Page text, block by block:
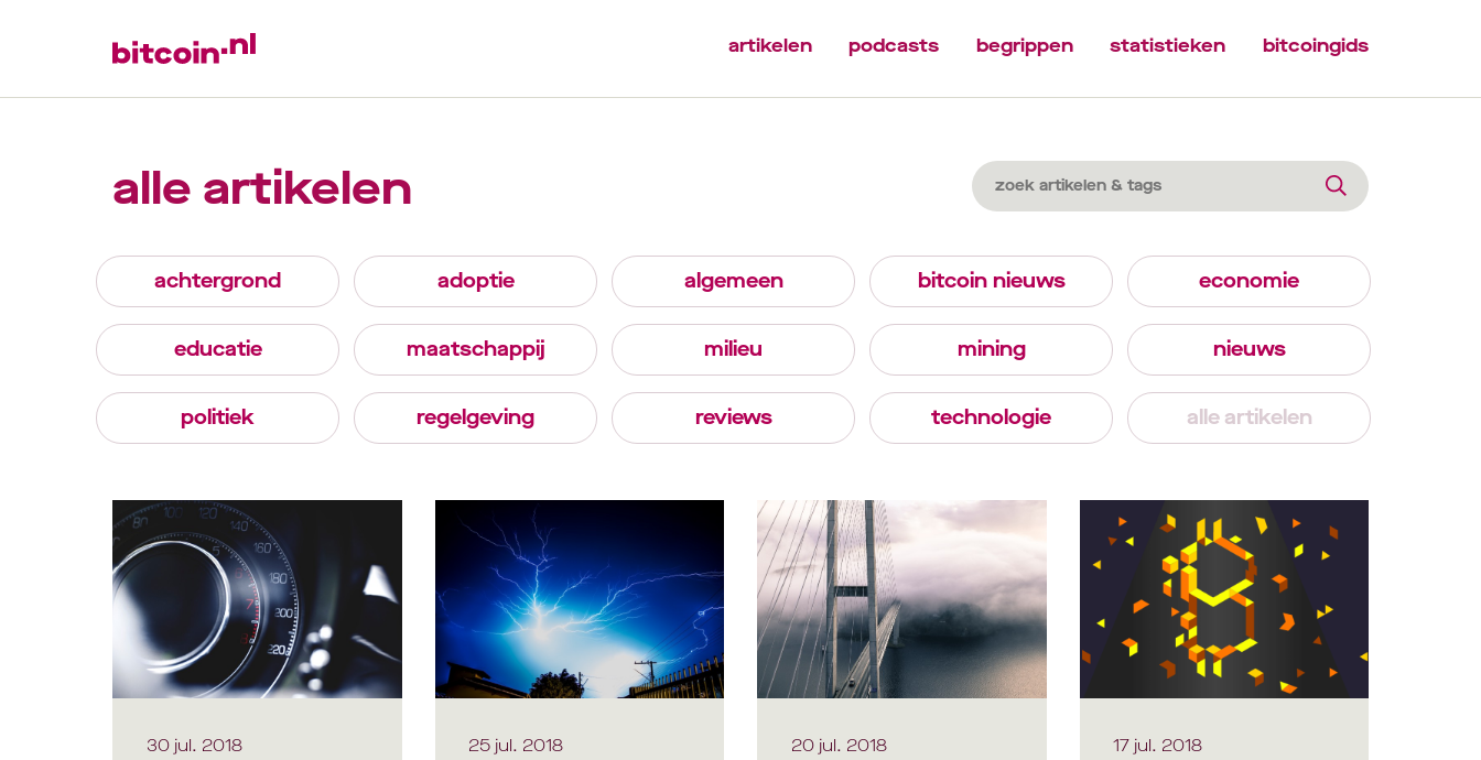
artikelen podcasts begrippen statistieken bitcoingids
alle artikelen
achtergrond adoptie algemeen bitcoin nieuws economie
educatie maatschappij milieu mining nieuws
politiek regelgeving reviews technologie alle artikelen
30 jul. 2018
25 jul. 2018
20 jul. 2018
17 jul. 2018